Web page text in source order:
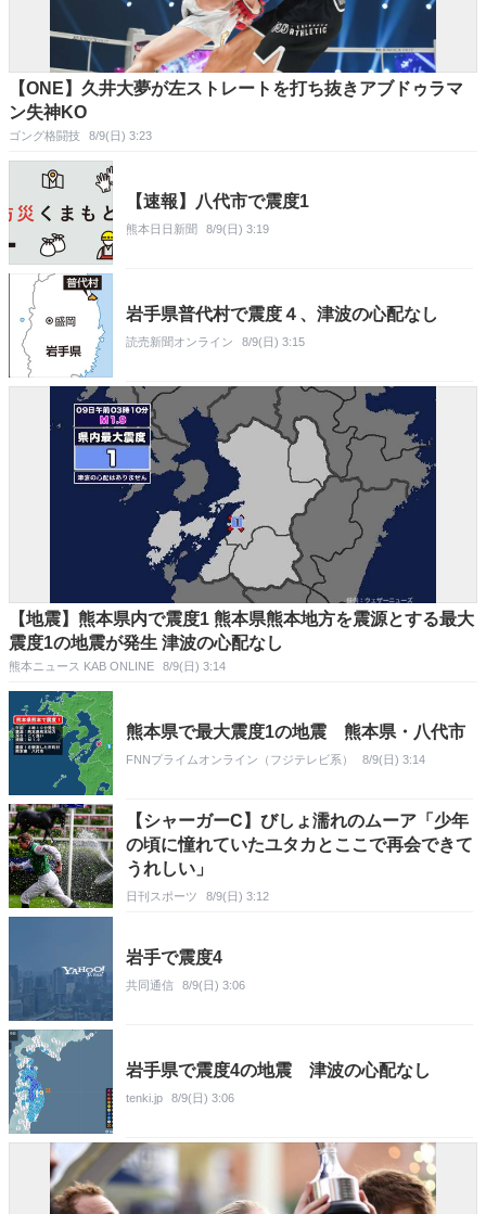
【ONE】久井大夢が左ストレートを打ち抜きアブドゥラマ
ン失神KO
ゴング格闘技 8/9(日) 3:23
【速報】八代市で震度1
熊本日日新聞 8/9(日) 3:19
岩手県普代村で震度４、津波の心配なし
読売新聞オンライン 8/9(日) 3:15
【地震】熊本県内で震度1 熊本県熊本地方を震源とする最大
震度1の地震が発生 津波の心配なし
熊本ニュース KAB ONLINE 8/9(日) 3:14
熊本県で最大震度1の地震 熊本県・八代市
FNNプライムオンライン（フジテレビ系） 8/9(日) 3:14
【シャーガーC】びしょ濡れのムーア「少年
の頃に憧れていたユタカとここで再会できて
うれしい」
日刊スポーツ 8/9(日) 3:12
岩手で震度4
共同通信 8/9(日) 3:06
岩手県で震度4の地震 津波の心配なし
tenki.jp 8/9(日) 3:06